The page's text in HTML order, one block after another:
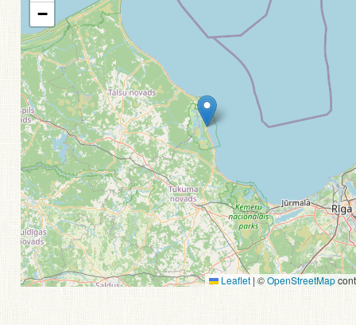
−
Leaflet | ©OpenStreetMap